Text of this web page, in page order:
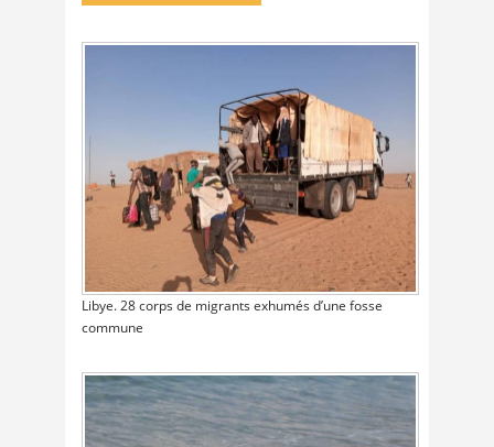
Libye. 28 corps de migrants exhumés d’une fosse
commune